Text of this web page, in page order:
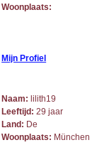
Woonplaats:
Mijn Profiel
Naam: lilith19
Leeftijd: 29 jaar
Land: De
Woonplaats: München